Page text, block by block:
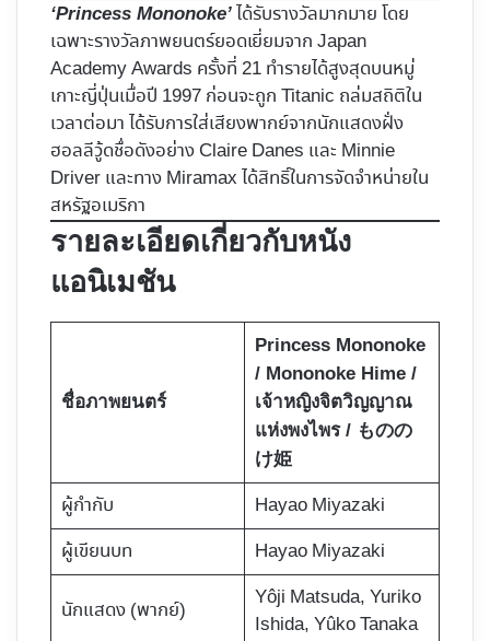
‘Princess Mononoke’ ได้รับรางวัลมากมาย โดย
เฉพาะรางวัลภาพยนตร์ยอดเยี่ยมจาก Japan
Academy Awards ครั้งที่ 21 ทำรายได้สูงสุดบนหมู่
เกาะญี่ปุ่นเมื่อปี 1997 ก่อนจะถูก Titanic ถล่มสถิติใน
เวลาต่อมา ได้รับการใส่เสียงพากย์จากนักแสดงฝั่ง
ฮอลลีวู้ดชื่อดังอย่าง Claire Danes และ Minnie
Driver และทาง Miramax ได้สิทธิ์ในการจัดจำหน่ายใน
สหรัฐอเมริกา
รายละเอียดเกี่ยวกับหนัง
แอนิเมชัน
ชื่อภาพยนตร์
Princess Mononoke
/ Mononoke Hime /
เจ้าหญิงจิตวิญญาณ
แห่งพงไพร / ものの
け姫
ผู้กำกับ
Hayao Miyazaki
ผู้เขียนบท
Hayao Miyazaki
นักแสดง (พากย์)
Yôji Matsuda, Yuriko
Ishida, Yûko Tanaka